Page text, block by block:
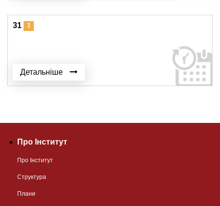
31 3
Детальніше
Про Інститут
Про Інститут
Структура
Плани